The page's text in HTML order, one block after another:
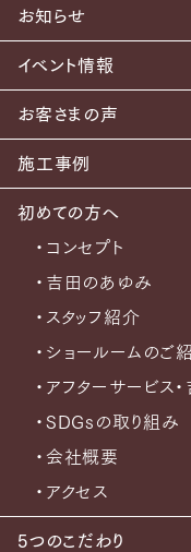
お知らせ
イベント情報
お客さまの声
施工事例
初めての方へ
・コンセプト
・吉田のあゆみ
・スタッフ紹介
・ショールームのご
・アフターサービス
・SDGsの取り組み
・会社概要
・アクセス
5つのこだわり